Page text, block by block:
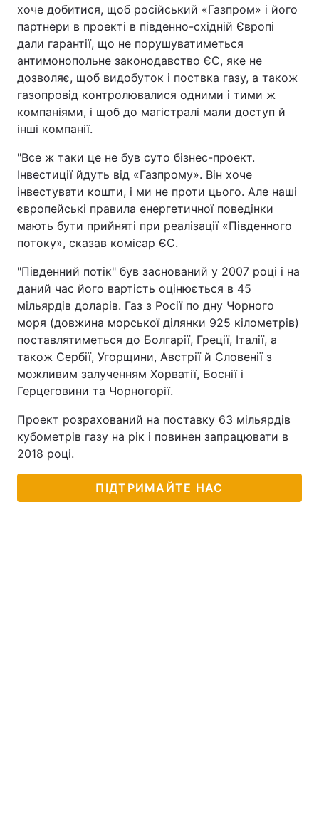
хоче добитися, щоб російський «Газпром» і його
партнери в проекті в південно-східній Європі
дали гарантії, що не порушуватиметься
антимонопольне законодавство ЄС, яке не
дозволяє, щоб видобуток і поствка газу, а також
газопровід контролювалися одними і тими ж
компаніями, і щоб до магістралі мали доступ й
інші компанії.
"Все ж таки це не був суто бізнес-проект.
Інвестиції йдуть від «Газпрому». Він хоче
інвестувати кошти, і ми не проти цього. Але наші
європейські правила енергетичної поведінки
мають бути прийняті при реалізації «Південного
потоку», сказав комісар ЄС.
"Південний потік" був заснований у 2007 році і на
даний час його вартість оцінюється в 45
мільярдів доларів. Газ з Росії по дну Чорного
моря (довжина морської ділянки 925 кілометрів)
поставлятиметься до Болгарії, Греції, Італії, а
також Сербії, Угорщини, Австрії й Словенії з
можливим залученням Хорватії, Боснії і
Герцеговини та Чорногорії.
Проект розрахований на поставку 63 мільярдів
кубометрів газу на рік і повинен запрацювати в
2018 році.
ПІДТРИМАЙТЕ НАС